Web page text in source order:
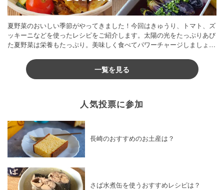
夏野菜のおいしい季節がやってきました！今回はきゅうり、トマト、ズ
ッキーニなどを使ったレシピをご紹介します。太陽の光をたっぷりあび
た夏野菜は栄養もたっぷり。美味しく食べてパワーチャージしましょう
一覧を見る
人気投票に参加
長崎のおすすめのお土産は？
さば水煮缶を使うおすすめレシピは？